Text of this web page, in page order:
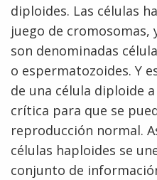
diploides. Las células
juego de cromosomas,
son denominadas
o espermatozoides. Y
de una célula diploide
crítica para que se
reproducción normal.
células haploides se
conjunto de